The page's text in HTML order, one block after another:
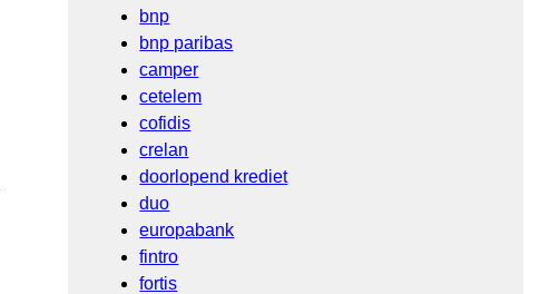
bnp
bnp paribas
camper
cetelem
cofidis
crelan
doorlopend krediet
duo
europabank
fintro
fortis